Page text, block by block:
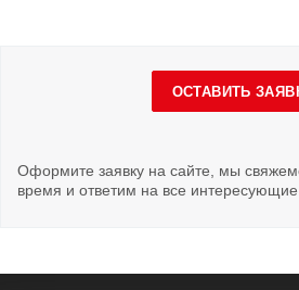
ОСТАВИТЬ
Оформите заявку на сайте, мы
время и ответим на все интересующие